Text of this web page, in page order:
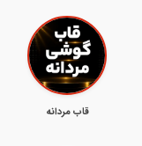
قاب مردانه